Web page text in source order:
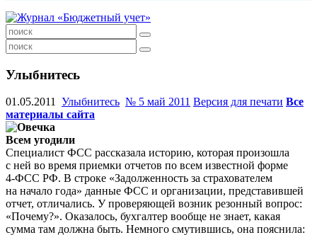
Улыбнитесь
01.05.2011 Улыбнитесь № 5 май 2011 Версия для печати Все
материалы сайта
Всем угодили
Специалист ФСС рассказала историю, которая произошла
с ней во время приемки отчетов по всем известной форме
4-ФСС РФ. В строке «Задолженность за страхователем
на начало года» данные ФСС и организации, представившей
отчет, отличались. У проверяющей возник резонный вопрос:
«Почему?». Оказалось, бухгалтер вообще не знает, какая
сумма там должна быть. Немного смутившись, она пояснила: